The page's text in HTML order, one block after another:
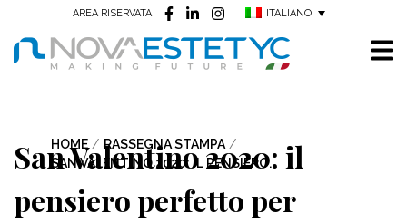
AREA RISERVATA ITALIANO
HOME / RASSEGNA STAMPA /
SAN VALENTINO 2020: IL PENSIERO...
San Valentino 2020: il
pensiero perfetto per